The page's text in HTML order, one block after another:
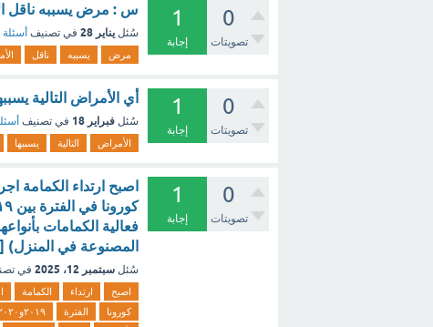
0
تصويتات
1
إجابة
س : مرض يسببه ناقل
سُئل يناير 28 في تصنيف أسئلة
مرض يسببه ناقل
0
تصويتات
1
إجابة
أي الأمراض التالية
سُئل فبراير 18 في تصنيف
الأمراض التالية يسببها
0
تصويتات
1
إجابة
فعالية الكمامات
المصنوعة في المنزل)
سُئل سبتمبر 12، 2025 في
اصبح ارتداء الكمامة
كورونا
الفترة ٢٠١٩و٢٠٢٠